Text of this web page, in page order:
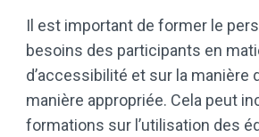
Il est important de former le
besoins des participants en
d’accessibilité et sur la manière
manière appropriée. Cela peut
formations sur l’utilisation des